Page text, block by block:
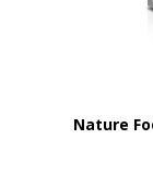
Nature